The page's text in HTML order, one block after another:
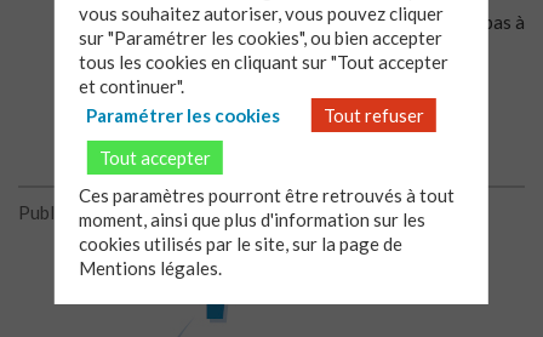
Pour plus d’information et votre inscription, n’hésitez pas à
télécharger le tract:
Publié le 04/02/2013
vous souhaitez autoriser, vous pouvez cliquer
sur "Paramétrer les cookies", ou bien accepter
tous les cookies en cliquant sur "Tout accepter
et continuer".
Paramétrer les cookies
Tout refuser
Tout accepter
Ces paramètres pourront être retrouvés à tout
moment, ainsi que plus d'information sur les
cookies utilisés par le site, sur la page de
Mentions légales.